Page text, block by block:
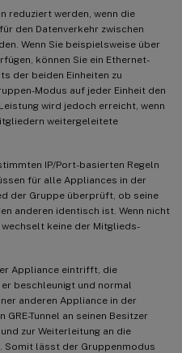
reduziert werden, wenn die
den Datenverkehr zwischen
Wenn Sie beispielsweise über
können Sie ein Ethernet-
der beiden Einheiten zu
Modus auf jeder Einheit den
wird jedoch erreicht, wenn
weitergeleitete
IP/Port-basierten Regeln
für alle Appliances in der
der Gruppe überprüft, ob seine
anderen identisch ist. Wenn nicht
keine der Mitglieds-
Appliance eintrifft, die
beschleunigt und normal
anderen Appliance in der
Tunnel an seinen Besitzer
zur Weiterleitung an die
Somit lässt der Gruppenmodus